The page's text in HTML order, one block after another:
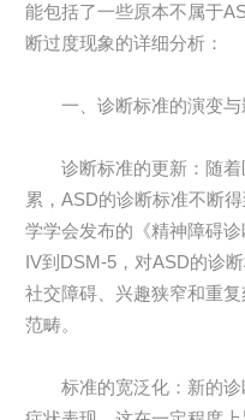
能包括了一些原本不属于
断过度现象的详细分析：
一、诊断标准的演变与
诊断标准的更新：随着
累，ASD的诊断标准不断
学学会发布的《精神障碍
IV到DSM-5，对ASD的诊
社交障碍、兴趣狭窄和重
范畴。
标准的宽泛化：新的诊